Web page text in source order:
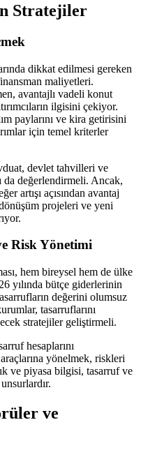
Stratejiler
dikkat edilmesi gereken
maliyetleri.
avantajlı vadeli konut
ilgisini çekiyor.
paylarını ve kira getirisini
için temel kriterler
devlet tahvilleri ve
da değerlendirmeli. Ancak,
artışı açısından avantaj
projeleri ve yeni
Risk Yönetimi
hem bireysel hem de ülke
yılında bütçe giderlerinin
değerini olumsuz
tasarruflarını
stratejiler geliştirmeli.
hesaplarını
yönelmek, riskleri
ve piyasa bilgisi, tasarruf ve
ve